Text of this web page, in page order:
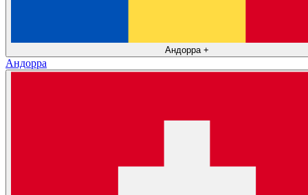
Андорра +
Андорра